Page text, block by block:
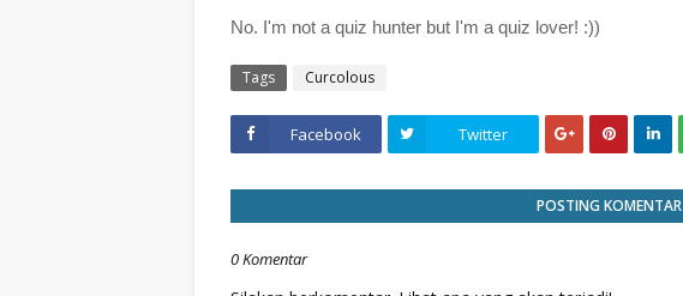
No. I'm not a quiz hunter but I'm a quiz lover! :))
Tags Curcolous
Facebook Twitter
POSTING KOMENTAR
0 Komentar